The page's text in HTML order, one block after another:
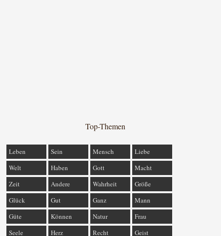
Top-Themen
Leben Sein Mensch
Liebe
Welt
Haben Gott
Macht
Zeit
Andere Wahrheit
Größe
Glück
Gut Ganz
Mann
Güte
Können Natur
Frau
Seele
Herz Recht Geist